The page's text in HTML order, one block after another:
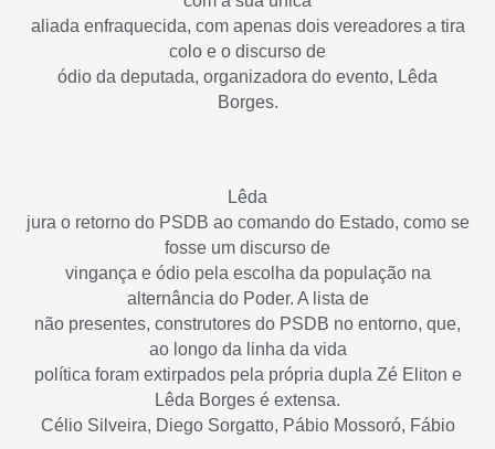
aliada enfraquecida, com apenas dois vereadores a tira
colo e o discurso de
ódio da deputada, organizadora do evento, Lêda
Borges.
Lêda
jura o retorno do PSDB ao comando do Estado, como se
fosse um discurso de
vingança e ódio pela escolha da população na
alternância do Poder. A lista de
não presentes, construtores do PSDB no entorno, que,
ao longo da linha da vida
política foram extirpados pela própria dupla Zé Eliton e
Lêda Borges é extensa.
Célio Silveira, Diego Sorgatto, Pábio Mossoró, Fábio